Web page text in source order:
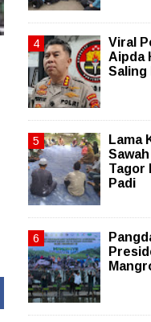
Viral
Aipda
Saling
Lama
Tagor
Padi